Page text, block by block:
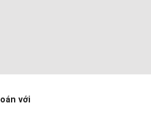
với